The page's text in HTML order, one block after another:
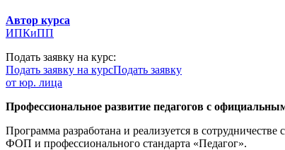
Автор курса
ИПКиПП
Подать заявку на курс:
Подать заявку на курсПодать заявку
от юр. лица
Профессиональное развитие педагогов с
Программа разработана и реализуется в сотрудничестве с
ФОП и профессионального стандарта «Педагог».